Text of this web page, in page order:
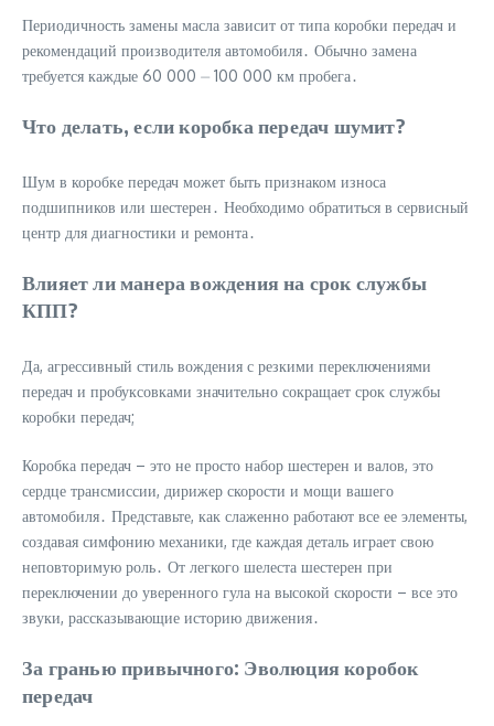
Периодичность замены масла зависит от типа коробки передач и
рекомендаций производителя автомобиля․ Обычно замена
требуется каждые 60 000 ⏤ 100 000 км пробега․
Что делать, если коробка передач шумит?
Шум в коробке передач может быть признаком износа
подшипников или шестерен․ Необходимо обратиться в сервисный
центр для диагностики и ремонта․
Влияет ли манера вождения на срок службы
КПП?
Да, агрессивный стиль вождения с резкими переключениями
передач и пробуксовками значительно сокращает срок службы
коробки передач;
Коробка передач – это не просто набор шестерен и валов, это
сердце трансмиссии, дирижер скорости и мощи вашего
автомобиля․ Представьте, как слаженно работают все ее элементы,
создавая симфонию механики, где каждая деталь играет свою
неповторимую роль․ От легкого шелеста шестерен при
переключении до уверенного гула на высокой скорости – все это
звуки, рассказывающие историю движения․
За гранью привычного: Эволюция коробок
передач